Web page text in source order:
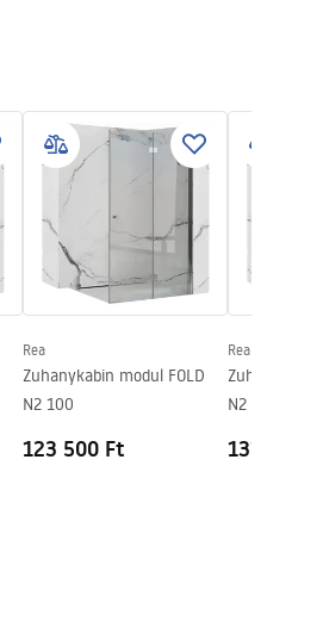
Rea
Zuhanykabin modul FOLD
N2 100
123 500 Ft
Rea
Zuhanykabin
N2 110
131 100